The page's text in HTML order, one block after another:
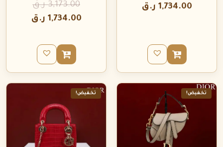
1,734.00 ر.ق 3,173.00 ر.ق
1,734.00 ر.ق
تخفيض! تخفيض!